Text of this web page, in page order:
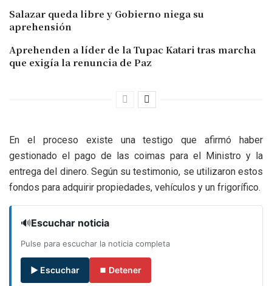
Salazar queda libre y Gobierno niega su
aprehensión
Aprehenden a líder de la Tupac Katari tras marcha
que exigía la renuncia de Paz
En el proceso existe una testigo que afirmó haber
gestionado el pago de las coimas para el Ministro y la
entrega del dinero. Según su testimonio, se utilizaron estos
fondos para adquirir propiedades, vehículos y un frigorífico.
🔊Escuchar noticia
Pulse para escuchar la noticia completa
▶ Escuchar ⏹ Detener